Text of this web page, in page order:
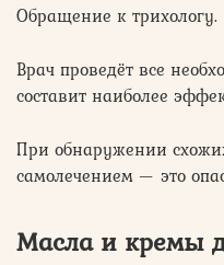
Обращение к трихологу.
Врач проведёт все
составит наиболее
При обнаружении
самолечением — это
Масла и кремы